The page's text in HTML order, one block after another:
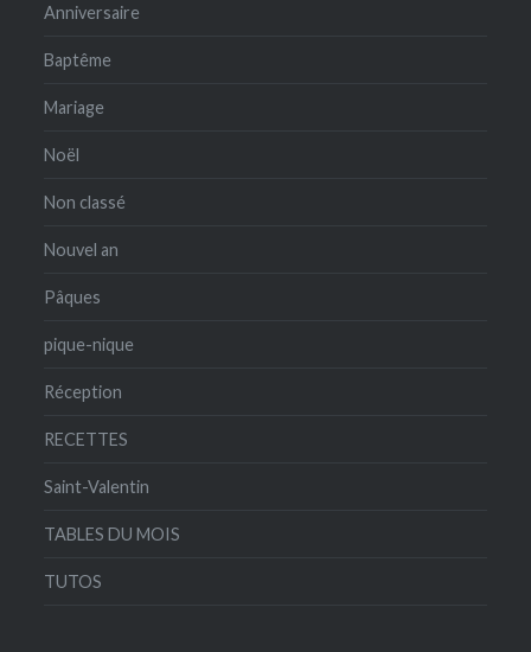
Anniversaire
Baptême
Mariage
Noël
Non classé
Nouvel an
Pâques
pique-nique
Réception
RECETTES
Saint-Valentin
TABLES DU MOIS
TUTOS